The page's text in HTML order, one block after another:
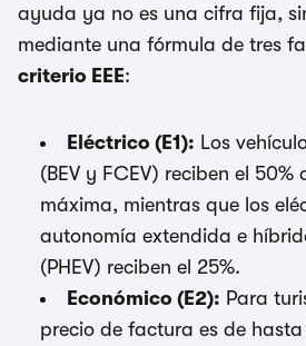
ayuda ya no es una cifra fija,
mediante una fórmula de tres
criterio EEE:
Eléctrico (E1): Los
(BEV y FCEV) reciben el
máxima, mientras que los
autonomía extendida e
(PHEV) reciben el 25%.
Económico (E2): Para
precio de factura es de